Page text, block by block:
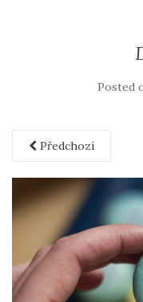
Posted
Předchozí